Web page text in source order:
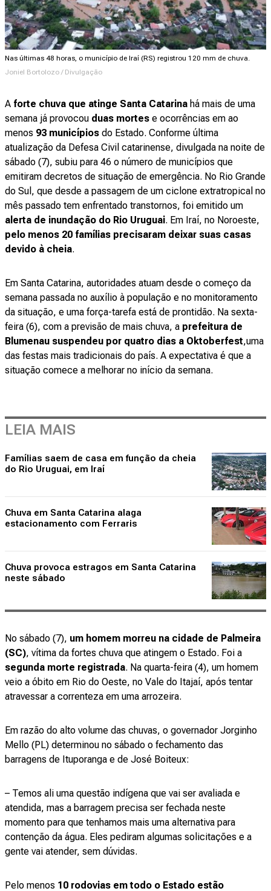
Nas últimas 48 horas, o município de Iraí (RS) registrou 120 mm de chuva.
Joniel Bortolozo / Divulgação
A forte chuva que atinge Santa Catarina há mais de uma
semana já provocou duas mortes e ocorrências em ao
menos 93 municípios do Estado. Conforme última
atualização da Defesa Civil catarinense, divulgada na noite de
sábado (7), subiu para 46 o número de municípios que
emitiram decretos de situação de emergência. No Rio Grande
do Sul, que desde a passagem de um ciclone extratropical no
mês passado tem enfrentado transtornos, foi emitido um
alerta de inundação do Rio Uruguai. Em Iraí, no Noroeste,
pelo menos 20 famílias precisaram deixar suas casas
devido à cheia.
Em Santa Catarina, autoridades atuam desde o começo da
semana passada no auxílio à população e no monitoramento
da situação, e uma força-tarefa está de prontidão. Na sexta-
feira (6), com a previsão de mais chuva, a prefeitura de
Blumenau suspendeu por quatro dias a Oktoberfest,uma
das festas mais tradicionais do país. A expectativa é que a
situação comece a melhorar no início da semana.
LEIA MAIS
Famílias saem de casa em função da cheia
do Rio Uruguai, em Iraí
Chuva em Santa Catarina alaga
estacionamento com Ferraris
Chuva provoca estragos em Santa Catarina
neste sábado
No sábado (7), um homem morreu na cidade de Palmeira
(SC), vítima da fortes chuva que atingem o Estado. Foi a
segunda morte registrada. Na quarta-feira (4), um homem
veio a óbito em Rio do Oeste, no Vale do Itajaí, após tentar
atravessar a correnteza em uma arrozeira.
Em razão do alto volume das chuvas, o governador Jorginho
Mello (PL) determinou no sábado o fechamento das
barragens de Ituporanga e de José Boiteux:
– Temos ali uma questão indígena que vai ser avaliada e
atendida, mas a barragem precisa ser fechada neste
momento para que tenhamos mais uma alternativa para
contenção da água. Eles pediram algumas solicitações e a
gente vai atender, sem dúvidas.
Pelo menos 10 rodovias em todo o Estado estão